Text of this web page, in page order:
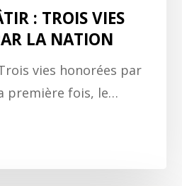
: TROIS VIES
LA NATION
vies honorées par
première fois, le…